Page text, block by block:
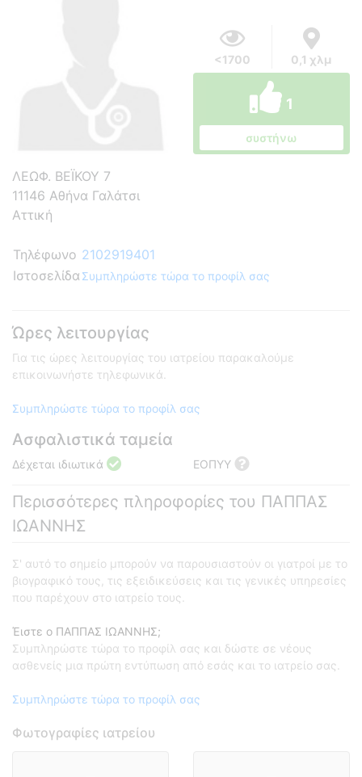
<1700 0,1 χλμ
1
συστήνω
ΛΕΩΦ. ΒΕΪΚΟΥ 7
11146 Αθήνα Γαλάτσι
Αττική
Τηλέφωνο 2102919401
Ιστοσελίδα Συμπληρώστε τώρα το προφίλ σας
Ώρες λειτουργίας
Για τις ώρες λειτουργίας του ιατρείου παρακαλούμε
επικοινωνήστε τηλεφωνικά.
Συμπληρώστε τώρα το προφίλ σας
Ασφαλιστικά ταμεία
Δέχεται ιδιωτικά ΕΟΠΥΥ
Περισσότερες πληροφορίες του ΠΑΠΠΑΣ
ΙΩΑΝΝΗΣ
Σ' αυτό το σημείο μπορούν να παρουσιαστούν οι γιατροί με το
βιογραφικό τους, τις εξειδικεύσεις και τις γενικές υπηρεσίες
που παρέχουν στο ιατρείο τους.
Έιστε ο ΠΑΠΠΑΣ ΙΩΑΝΝΗΣ;
Συμπληρώστε τώρα το προφίλ σας και δώστε σε νέους
ασθενείς μια πρώτη εντύπωση από εσάς και το ιατρείο σας.
Συμπληρώστε τώρα το προφίλ σας
Φωτογραφίες ιατρείου